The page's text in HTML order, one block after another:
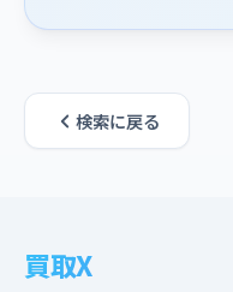
検索に戻る
買取X